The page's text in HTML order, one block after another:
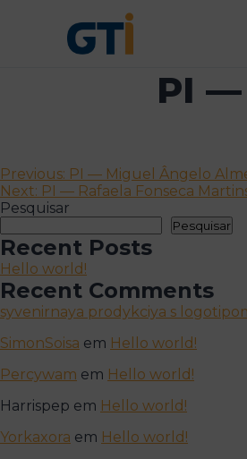
PI —
Navegação
de
artigos
Previous: PI — Miguel Ângelo
Next: PI — Rafaela Fonseca
Pesquisar
Pesquisar
Recent Posts
Hello world!
Recent Comments
syvenirnaya prodykciya s
SimonSoisa em Hello world!
Percywam em Hello world!
Harrispep em Hello world!
Yorkaxora em Hello world!